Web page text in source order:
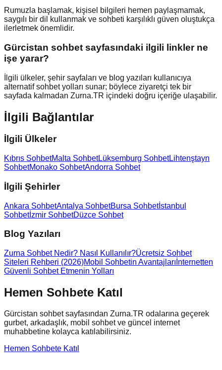
Rumuzla başlamak, kişisel bilgileri hemen paylaşmamak,
saygılı bir dil kullanmak ve sohbeti karşılıklı güven oluştukça
ilerletmek önemlidir.
Gürcistan sohbet sayfasındaki ilgili linkler ne
işe yarar?
İlgili ülkeler, şehir sayfaları ve blog yazıları kullanıcıya
alternatif sohbet yolları sunar; böylece ziyaretçi tek bir
sayfada kalmadan Zurna.TR içindeki doğru içeriğe ulaşabilir.
İlgili Bağlantılar
İlgili Ülkeler
Kıbrıs SohbetMalta SohbetLüksemburg SohbetLihtenştayn
SohbetMonako SohbetAndorra Sohbet
İlgili Şehirler
Ankara SohbetAntalya SohbetBursa Sohbetİstanbul
Sohbetİzmir SohbetDüzce Sohbet
Blog Yazıları
Zurna Sohbet Nedir? Nasıl Kullanılır?Ücretsiz Sohbet
Siteleri Rehberi (2026)Mobil Sohbetin Avantajları İnternetten
Güvenli Sohbet Etmenin Yolları
Hemen Sohbete Katıl
Gürcistan sohbet sayfasından Zurna.TR odalarına geçerek
gurbet, arkadaşlık, mobil sohbet ve güncel internet
muhabbetine kolayca katılabilirsiniz.
Hemen Sohbete Katıl